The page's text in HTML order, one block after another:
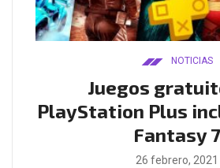
NOTICIAS
Juegos
PlayStation Plus
Fantasy 7
26 febrero, 2021